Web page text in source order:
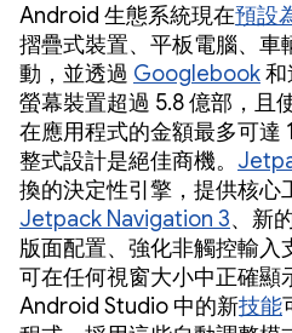
Android 生態系統現在預設
摺疊式裝置、平板電腦、車
動，並透過 Googlebook和
螢幕裝置超過 5.8 億部，且
在應用程式的金額最多可達
整式設計是絕佳商機。
換的決定性引擎，提供核心
Jetpack Navigation 3、新
版面配置、強化非觸控輸入
可在任何視窗大小中正確顯
Android Studio 中的新技能